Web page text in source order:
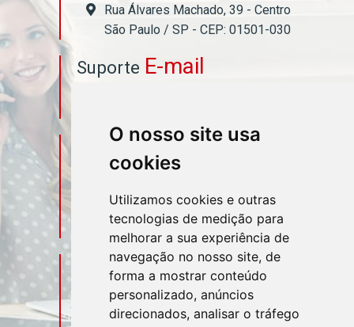
O nosso site usa
cookies
Utilizamos cookies e outras
tecnologias de medição para
melhorar a sua experiência de
navegação no nosso site, de
forma a mostrar conteúdo
personalizado, anúncios
direcionados, analisar o tráfego
Rua Álvares Machado, 39 - Centro
São Paulo / SP - CEP: 01501-030
Suporte E-mail
ContatoTelefone
(11) 95580-4449
RedesSociais